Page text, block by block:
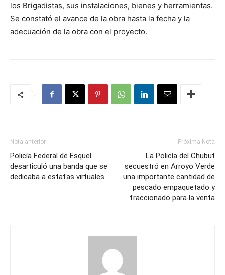
los Brigadistas, sus instalaciones, bienes y herramientas.
Se constató el avance de la obra hasta la fecha y la
adecuación de la obra con el proyecto.
Nota anterior
Policía Federal de Esquel
desarticuló una banda que se
dedicaba a estafas virtuales
Próxima Nota
La Policía del Chubut
secuestró en Arroyo Verde
una importante cantidad de
pescado empaquetado y
fraccionado para la venta